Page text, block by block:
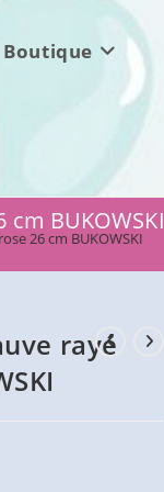
Boutique
BUKOWSKI
26 cm BUKOWSKI
rayé